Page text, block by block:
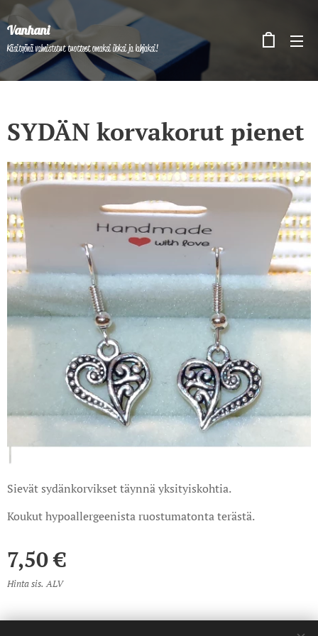
Vanhani
Käsityönä valmistetut tuotteet omaksi iloksi ja lahjaksi!
SYDÄN korvakorut pienet
Sievät sydänkorvikset täynnä yksityiskohtia.
Koukut hypoallergeenista ruostumatonta terästä.
7,50€
Hinta sis. ALV